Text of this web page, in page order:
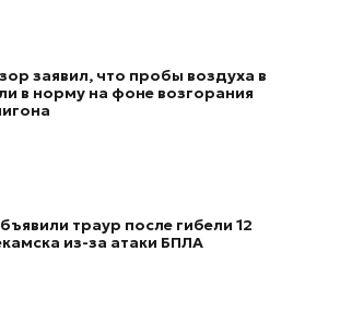
заявил, что пробы воздуха в
в норму на фоне возгорания
траур после гибели 12
из-за атаки БПЛА